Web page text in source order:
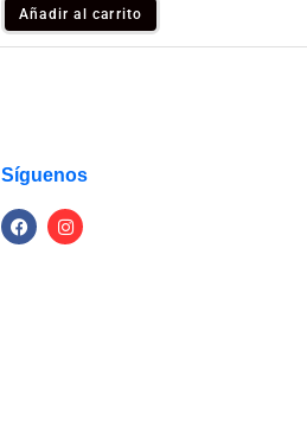
Añadir al carrito
Síguenos